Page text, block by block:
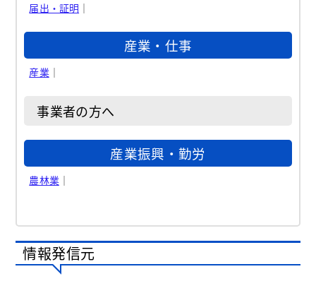
届出・証明 ｜
産業・仕事
産業｜
事業者の方へ
産業振興・勤労
農林業｜
情報発信元